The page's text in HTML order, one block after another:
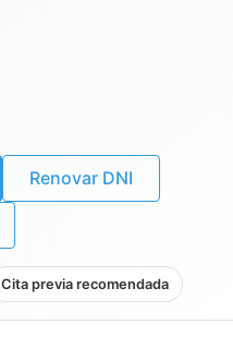
Renovar DNI
Cita previa recomendada